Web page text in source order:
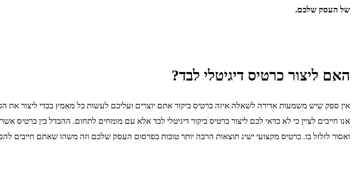
של העסק שלכם.
האם ליצור כרטיס דיגיטלי לבד?
אין ספק שיש משמעות אדירה לשאלה איזה כרטיס ביקור אתם יוצרים ועליכם לעשות כל מאמץ בכדי ליצור את
אנו חייבים לציין כי לא כדאי לכם ליצור כרטיס ביקור דיגיטלי לבד אלא עם מומחים לתחום. ההבדל בין כרטיס
ואסור לזלזל בו. כרטיס מקצועי ישיג תוצאות הרבה יותר טובות בפרסום העסק שלכם וזה משהו שאתם חייבים